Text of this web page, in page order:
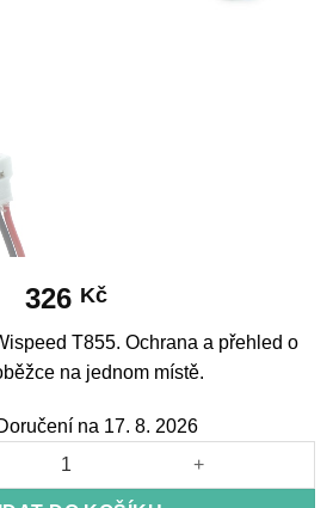
326 Kč
T855. Ochrana a přehled o
na jednom místě.
na 17. 8. 2026
T855 množství